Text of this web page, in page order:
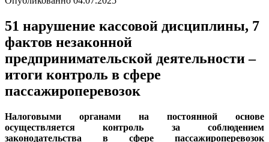
51 нарушение кассовой дисциплины, 7
фактов незаконной
предпринимательской деятельности –
итоги контроль в сфере
пассажироперевозок
Налоговыми органами на постоянной основе
осуществляется контроль за соблюдением
законодательства в сфере пассажироперевозок